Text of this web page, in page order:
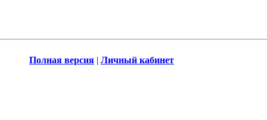
Полная версия | Личный кабинет